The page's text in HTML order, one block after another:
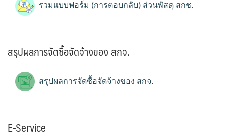
รวมแบบฟอร์ม (การตอบกลับ) ส่วนพัสดุ สกช.
สรุปผลการจัดซื้อจัดจ้างของ สกจ.
สรุปผลการจัดซื้อจัดจ้างของ สกจ.
E-Service